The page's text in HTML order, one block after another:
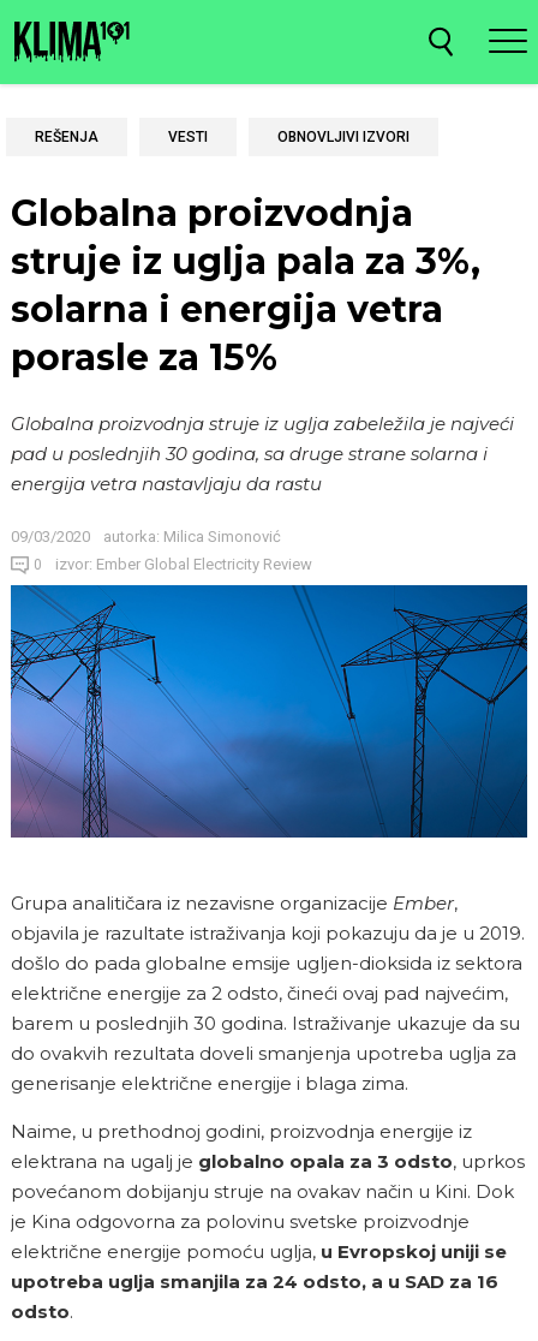
REŠENJA VESTI OBNOVLJIVI IZVORI
Globalna proizvodnja
struje iz uglja pala za 3%,
solarna i energija vetra
porasle za 15%
Globalna proizvodnja struje iz uglja zabeležila je najveći
pad u poslednjih 30 godina, sa druge strane solarna i
energija vetra nastavljaju da rastu
09/03/2020 autorka: Milica Simonović
0 izvor: Ember Global Electricity Review
Grupa analitičara iz nezavisne organizacije Ember,
objavila je razultate istraživanja koji pokazuju da je u 2019.
došlo do pada globalne emsije ugljen-dioksida iz sektora
električne energije za 2 odsto, čineći ovaj pad najvećim,
barem u poslednjih 30 godina. Istraživanje ukazuje da su
do ovakvih rezultata doveli smanjenja upotreba uglja za
generisanje električne energije i blaga zima.
Naime, u prethodnoj godini, proizvodnja energije iz
elektrana na ugalj je globalno opala za 3 odsto, uprkos
povećanom dobijanju struje na ovakav način u Kini. Dok
je Kina odgovorna za polovinu svetske proizvodnje
električne energije pomoću uglja, u Evropskoj uniji se
upotreba uglja smanjila za 24 odsto, a u SAD za 16
odsto.